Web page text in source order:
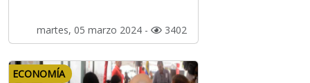
martes, 05 marzo 2024 - 3402
ECONOMÍA